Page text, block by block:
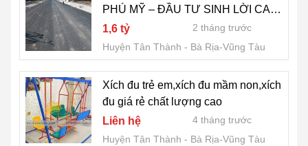
PHÚ MỸ – ĐẦU TƯ SINH LỜI CAO
🔥
1,6 tỷ
2 tháng trước
Huyện Tân Thành
Bà Rịa-Vũng Tàu
Xích đu trẻ em,xích đu mầm non,xích
đu giá rẻ chất lượng cao
Liên hệ
4 tháng trước
Huyện Tân Thành
Bà Rịa-Vũng Tàu